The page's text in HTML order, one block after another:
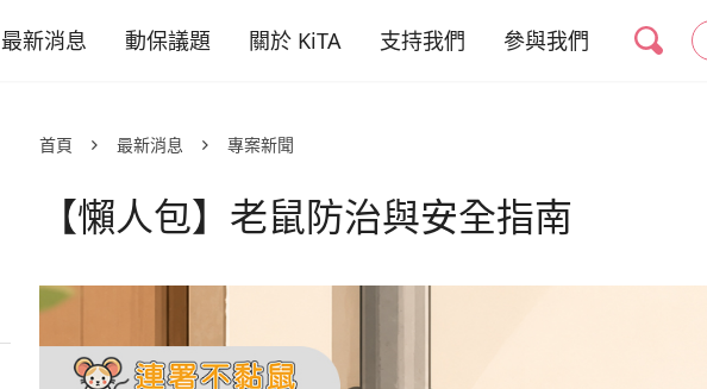
最新消息
活動訊息
動保議題
動物權與蔬食教育
減少動物實驗
減少動物剝削
關於 KiTA
我們的成果
聯絡我們
支持我們
活動合作
倡議與募款大使
參與我們
蔬食
首頁 最新消息 專案新聞
【懶人包】老鼠防治與安全指南